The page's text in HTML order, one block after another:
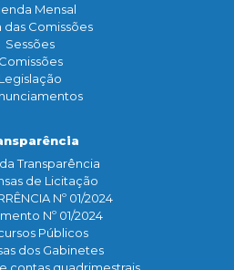
Mensal
das Comissões
Sessões
Comissões
Legislação
Transparência
de Licitação
Nº 01/2024
Nº 01/2024
Públicos
dos Gabinetes